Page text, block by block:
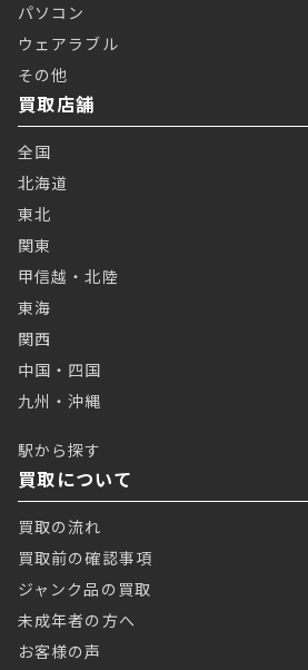
パソコン
ウェアラブル
その他
買取店舗
全国
北海道
東北
関東
甲信越・北陸
東海
関西
中国・四国
九州・沖縄
駅から探す
買取について
買取の流れ
買取前の確認事項
ジャンク品の買取
未成年者の方へ
お客様の声